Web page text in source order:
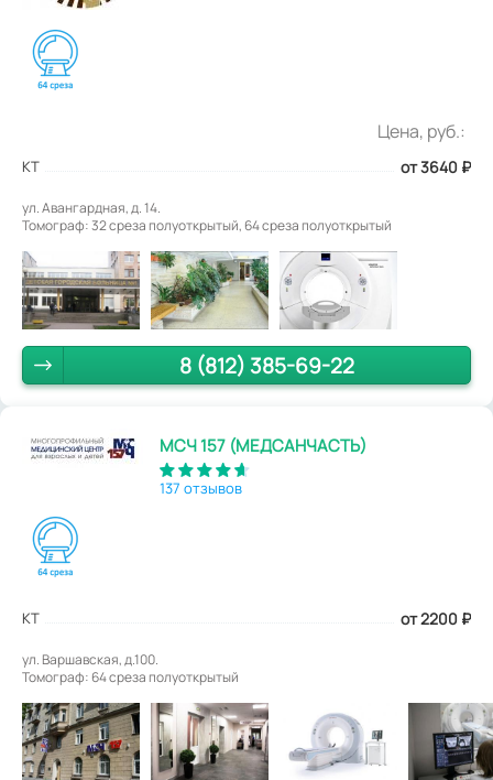
Цена, руб.:
КТ от 3640 ₽
ул. Авангардная, д. 14.
Томограф: 32 среза полуоткрытый, 64 среза полуоткрытый
8 (812) 385-69-22
МСЧ 157 (МЕДСАНЧАСТЬ)
137 отзывов
КТ от 2200 ₽
ул. Варшавская, д.100.
Томограф: 64 среза полуоткрытый